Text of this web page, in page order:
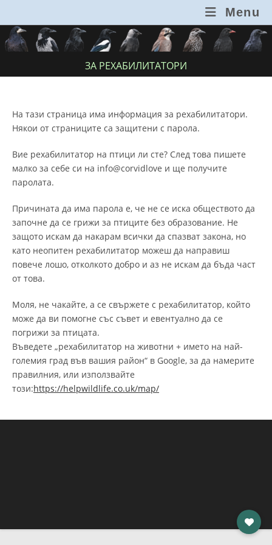
content
Menu
ЗА РЕХАБИЛИТАТОРИ
На тази страница има информация за рехабилитатори.
Някои от страниците са защитени с парола.
Вие рехабилитатор на птици ли сте? След това пишете
малко за себе си на info@corvidlove и ще получите
паролата.
Причината да има парола е, че не се иска обществото да
започне да се грижи за птиците без образование. Не
защото искам да накарам всички да спазват закона, но
като неопитен рехабилитатор можеш да направиш
повече лошо, отколкото добро и аз не искам да бъда част
от това.
Моля, не чакайте, а се свържете с рехабилитатор, който
може да ви помогне със съвет и евентуално да се
погрижи за птицата.
Въведете „рехабилитатор на животни + името на най-
големия град във вашия район“ в Google, за да намерите
правилния, или използвайте
този:https://helpwildlife.co.uk/map/